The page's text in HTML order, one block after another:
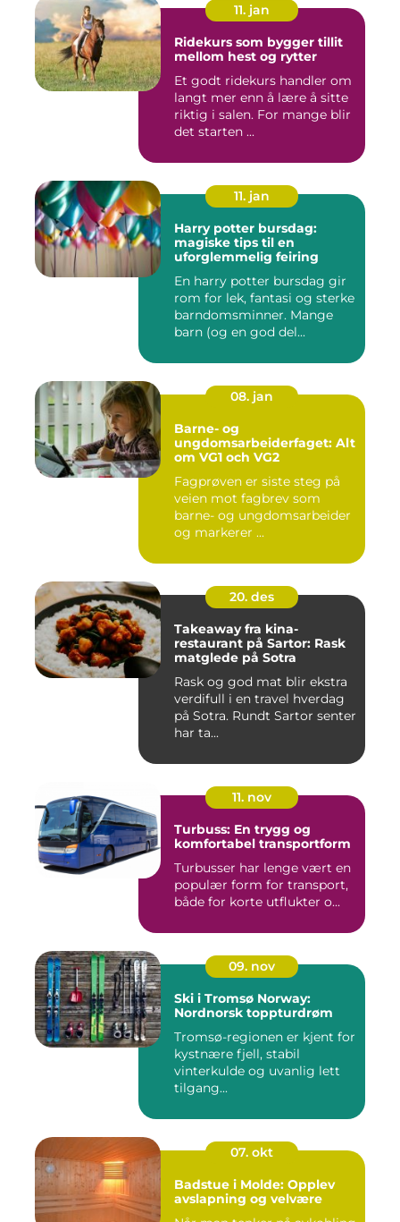
11. jan
Ridekurs som bygger tillit
mellom hest og rytter
Et godt ridekurs handler om
langt mer enn å lære å sitte
riktig i salen. For mange blir
det starten ...
11. jan
Harry potter bursdag:
magiske tips til en
uforglemmelig feiring
En harry potter bursdag gir
rom for lek, fantasi og sterke
barndomsminner. Mange
barn (og en god del...
08. jan
Barne- og
ungdomsarbeiderfaget: Alt
om VG1 och VG2
Fagprøven er siste steg på
veien mot fagbrev som
barne- og ungdomsarbeider
og markerer ...
20. des
Takeaway fra kina-
restaurant på Sartor: Rask
matglede på Sotra
Rask og god mat blir ekstra
verdifull i en travel hverdag
på Sotra. Rundt Sartor senter
har ta...
11. nov
Turbuss: En trygg og
komfortabel transportform
Turbusser har lenge vært en
populær form for transport,
både for korte utflukter o...
09. nov
Ski i Tromsø Norway:
Nordnorsk toppturdrøm
Tromsø-regionen er kjent for
kystnære fjell, stabil
vinterkulde og uvanlig lett
tilgang...
07. okt
Badstue i Molde: Opplev
avslapning og velvære